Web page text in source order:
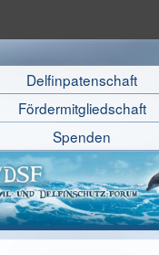
Delfinpatenschaft
Fördermitgliedschaft
Spenden